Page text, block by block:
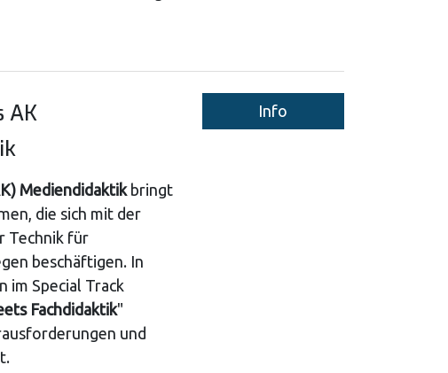
AK
Mediendidaktikbringt
die sich mit der
Technik für
beschäftigen. In
im Special Track
Fachdidaktik"
und
Info